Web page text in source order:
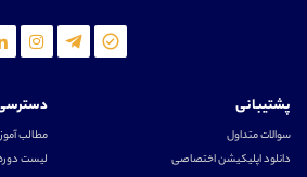
پشتیبانی
سوالات متداول
دانلود اپلیکیشن اختصاصی
مطالب
لیست